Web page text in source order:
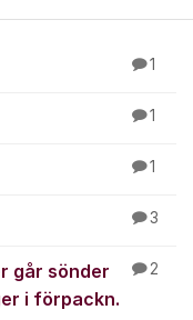
1
1
1
3
går sönder
i förpackn.
2